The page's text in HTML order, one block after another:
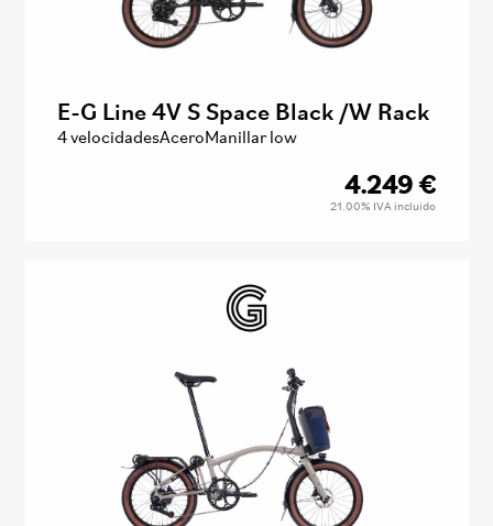
E-G Line 4V S Space Black /W Rack
4 velocidadesAceroManillar low
4.249 €
21.00% IVA incluido